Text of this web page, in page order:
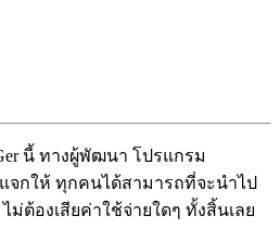
นี้ ทางผู้พัฒนา โปรแกรม
ด้แจกให้ ทุกคนได้สามารถที่จะนำไป
ม่ต้องเสียค่าใช้จ่ายใดๆ ทั้งสิ้นเลย